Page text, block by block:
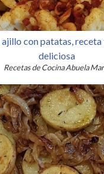
con patatas,
deliciosa
Recetas de Cocina Abuela